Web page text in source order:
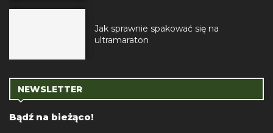
Jak sprawnie spakować się na
ultramaraton
NEWSLETTER
Bądź na bieżąco!